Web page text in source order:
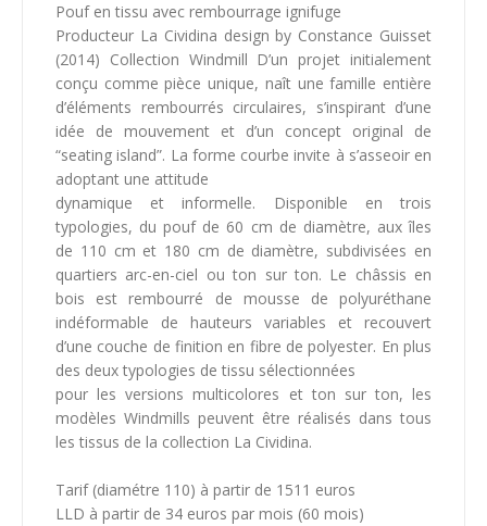
Pouf en tissu avec rembourrage ignifuge
Producteur La Cividina design by Constance Guisset
(2014) Collection Windmill D’un projet initialement
conçu comme pièce unique, naît une famille entière
d’éléments rembourrés circulaires, s’inspirant d’une
idée de mouvement et d’un concept original de
“seating island”. La forme courbe invite à s’asseoir en
adoptant une attitude
dynamique et informelle. Disponible en trois
typologies, du pouf de 60 cm de diamètre, aux îles
de 110 cm et 180 cm de diamètre, subdivisées en
quartiers arc-en-ciel ou ton sur ton. Le châssis en
bois est rembourré de mousse de polyuréthane
indéformable de hauteurs variables et recouvert
d’une couche de finition en fibre de polyester. En plus
des deux typologies de tissu sélectionnées
pour les versions multicolores et ton sur ton, les
modèles Windmills peuvent être réalisés dans tous
les tissus de la collection La Cividina.
Tarif (diamétre 110) à partir de 1511 euros
LLD à partir de 34 euros par mois (60 mois)